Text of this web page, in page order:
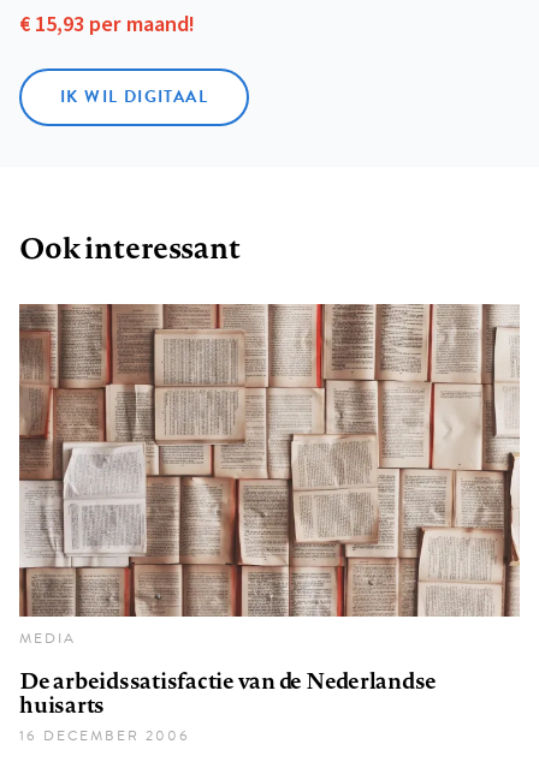
€ 15,93 per maand!
IK WIL DIGITAAL
Ook interessant
MEDIA
De arbeidssatisfactie van de Nederlandse
huisarts
16 DECEMBER 2006